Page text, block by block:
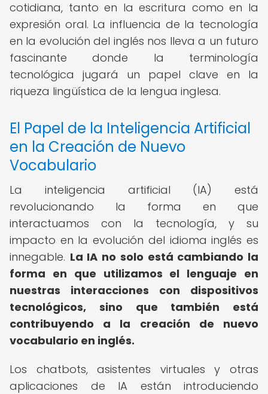
cotidiana, tanto en la escritura como en la
expresión oral. La influencia de la tecnología
en la evolución del inglés nos lleva a un futuro
fascinante donde la terminología
tecnológica jugará un papel clave en la
riqueza lingüística de la lengua inglesa.
El Papel de la Inteligencia Artificial
en la Creación de Nuevo
Vocabulario
La inteligencia artificial (IA) está
revolucionando la forma en que
interactuamos con la tecnología, y su
impacto en la evolución del idioma inglés es
innegable. La IA no solo está cambiando la
forma en que utilizamos el lenguaje en
nuestras interacciones con dispositivos
tecnológicos, sino que también está
contribuyendo a la creación de nuevo
vocabulario en inglés.
Los chatbots, asistentes virtuales y otras
aplicaciones de IA están introduciendo